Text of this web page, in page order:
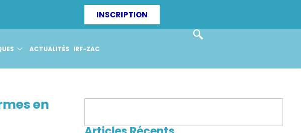
INSCRIPTION
ACTUALITÉS IRF-ZAC
en